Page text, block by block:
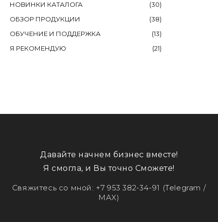
НОВИНКИ КАТАЛОГА
(30)
ОБЗОР ПРОДУКЦИИ
(38)
ОБУЧЕНИЕ И ПОДДЕРЖКА
(13)
Я РЕКОМЕНДУЮ
(21)
Давайте начнем бизнес вместе!
Я смогла, и Вы точно Сможете!
Свяжитесь со мной: +7 953 382-34-91 (Telegram /
MAX)